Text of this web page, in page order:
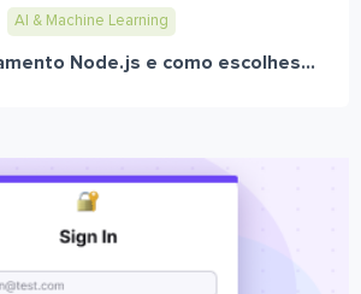
AI & Machine Learning
Node.js e como escolhes...